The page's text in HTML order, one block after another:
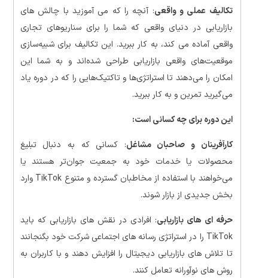
تکالیف عملی و واقعی: آنچه را که می آموزید با چالش های
بازاریابی در دنیای واقعی که شما را برای سناریوهای تجاری
واقعی آماده می کند، به کار ببرید. این تکالیف برای شبیه‌سازی
موقعیت‌های واقعی بازاریابی طراحی شده‌اند و به شما این
امکان را می‌دهند تا استراتژی‌ها و تاکتیک‌هایی را که در دوره یاد
می‌گیرید تمرین و به کار ببرید.
این دوره برای چه کسانی است:
کارآفرینان و صاحبان مشاغل: کسانی که به دنبال تبلیغ
محصولات یا خدمات خود به جمعیت جوان‌تر هستند یا
می‌خواهند با استفاده از مخاطبان گسترده و متنوع TikTok وارد
بخش جدیدی از بازار شوند.
حرفه ای های بازاریابی: افرادی در نقش های بازاریابی که باید
TikTok را در استراتژی رسانه های اجتماعی شرکت خود بگنجانند
تا تلاش های بازاریابی دیجیتال را افزایش دهند و با کاربران به
روش های نوآورانه تعامل کنند.